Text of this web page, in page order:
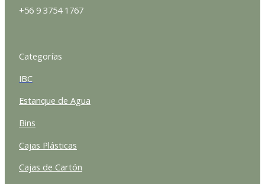
+56 9 3754 1767
Categorías
IBC
Estanque de Agua
Bins
Cajas Plásticas
Cajas de Cartón